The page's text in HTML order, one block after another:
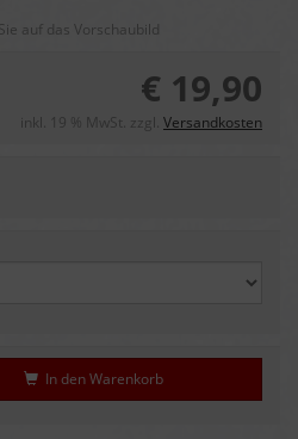
auf das Vorschaubild
€ 19,90
inkl. 19 % MwSt. zzgl. Versandkosten
In den Warenkorb